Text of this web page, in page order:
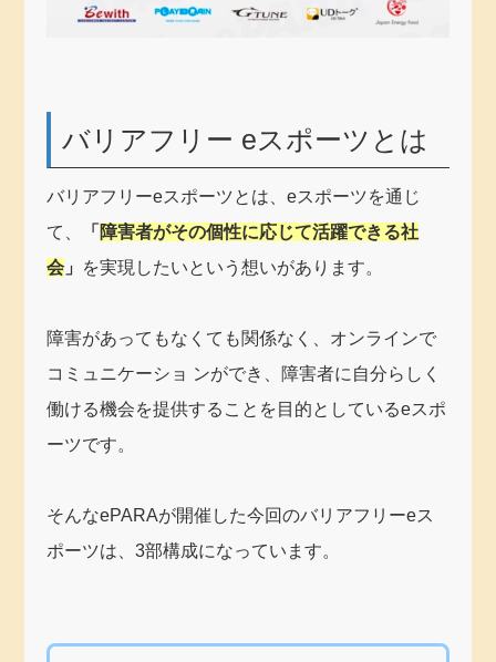
バリアフリー eスポーツとは
バリアフリーeスポーツとは、eスポーツを通じ
て、
「 障害者がその個性に応じて活躍できる社
会 」 を実現したいという想いがあります。
障害があってもなくても関係なく、オンラインで
コミュニケーショ ンができ、障害者に自分らしく
働ける機会を提供することを目的としているeスポ
ーツです。
そんなePARAが開催した今回のバリアフリーeス
ポーツは、3部構成になっています。